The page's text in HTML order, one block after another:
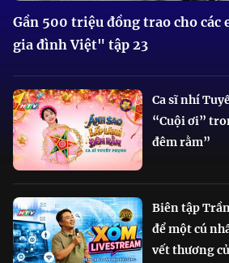
Gần 500 triệu đồng trao cho các
gia đình Việt" tập 23
Ca sĩ nhí
“Cuội ơi”
đêm rằm”
Biên tập
để một cú
vết thương